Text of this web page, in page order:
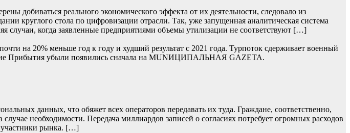
добиваться реального экономического эффекта от их деятельности, следовало из
круглого стола по цифровизации отрасли. Так, уже запущенная аналитическая система
когда заявленные предприятиями объемы утилизации не соответствуют […]
на 20% меньше год к году и худший результат с 2021 года. Турпоток сдерживает военный
Прибытия убыли появились сначала на MUNИЦИПАЛЬНАЯ GAZЕТА.
данных, что обяжет всех операторов передавать их туда. Граждане, соответственно,
необходимости. Передача миллиардов записей о согласиях потребует огромных расходов
участники рынка. […]